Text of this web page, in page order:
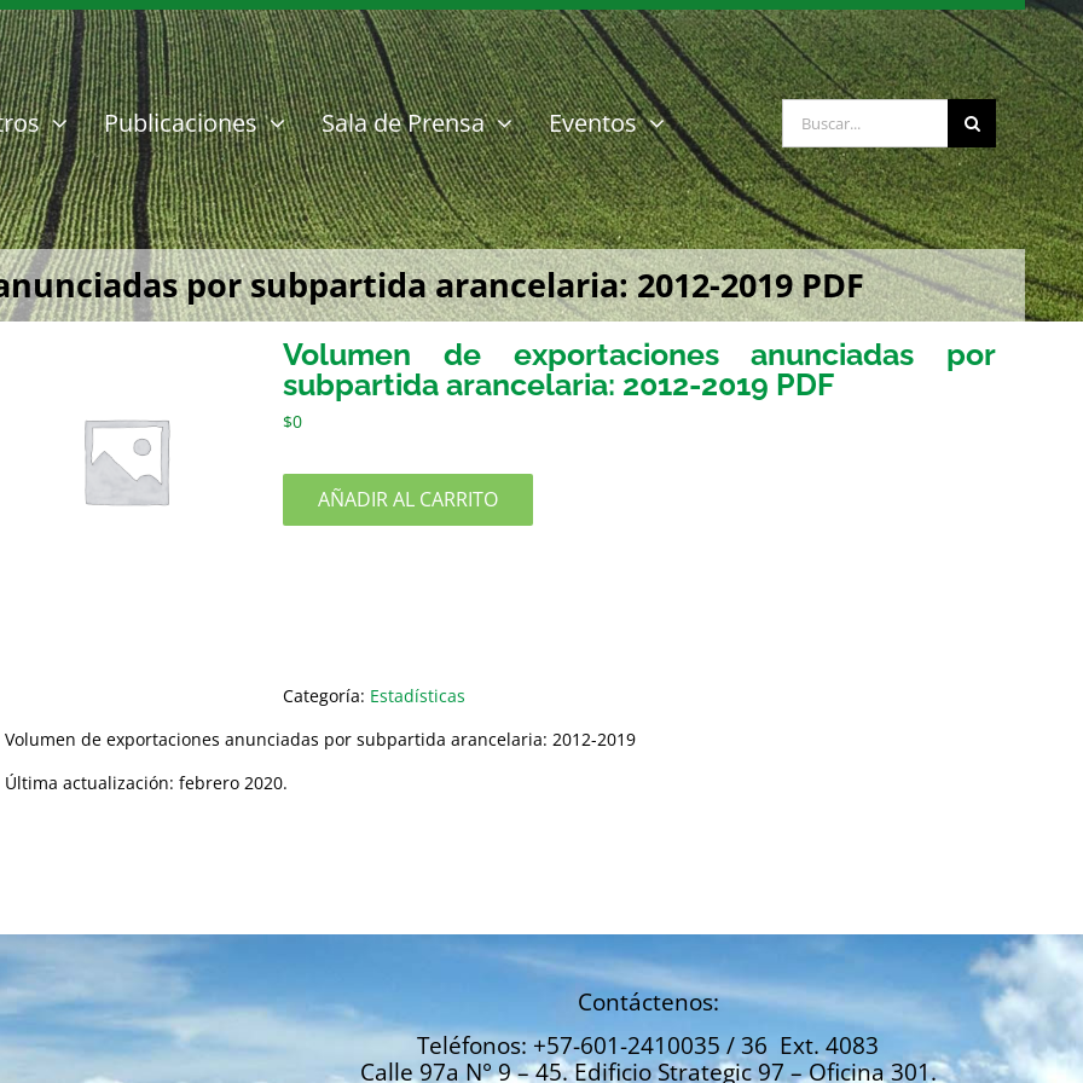
Publicaciones Sala de Prensa Eventos Buscar:
por subpartida arancelaria: 2012-2019 PDF
Volumen de exportaciones anunciadas por
subpartida arancelaria: 2012-2019 PDF
$0
AÑADIR AL CARRITO
Categoría: Estadísticas
Volumen de exportaciones anunciadas por subpartida arancelaria: 2012-2019
Última actualización: febrero 2020.
Contáctenos:
Teléfonos: +57-601-2410035 / 36 Ext. 4083
Calle 97a N° 9 – 45. Edificio Strategic 97 – Oficina 301.